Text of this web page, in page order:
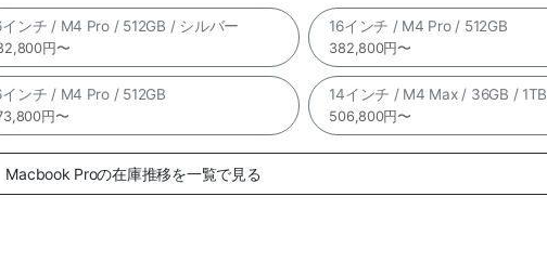
インチ / M4 Pro / 512GB / シルバー
円〜
16インチ / M4 Pro / 512GB
382,800円〜
インチ / M4 Pro / 512GB
円〜
14インチ / M4 Max / 36GB / 1TB
506,800円〜
Macbook Proの在庫推移を一覧で見る